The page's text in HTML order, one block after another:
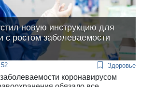
новую инструкцию для
с ростом заболеваемости
Здоровье
коронавирусом